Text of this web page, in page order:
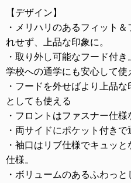
【デザイン】
・メリハリのあるフィット
れせず、上品な印象に。
・取り外し可能なフード付
学校への通学にも安心して使
・フードを外せばより上品
としても使える
・フロントはファスナー仕
・両サイドにポケット付き
・袖口はリブ仕様でキュッ
仕様。
・ボリュームのあるふわっ